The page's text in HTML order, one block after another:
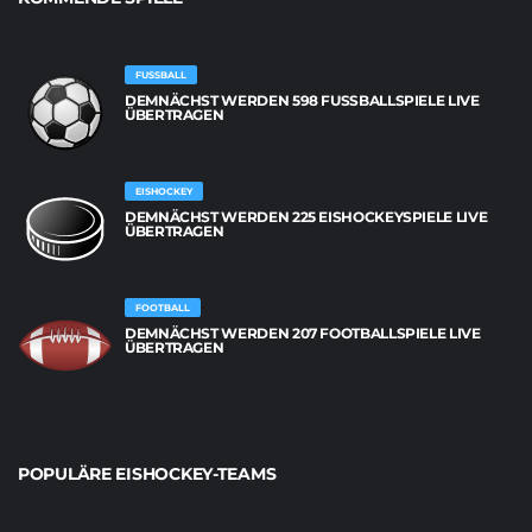
FUSSBALL
DEMNÄCHST WERDEN 598 FUSSBALLSPIELE LIVE Ü
BERTRAGEN
EISHOCKEY
DEMNÄCHST WERDEN 225 EISHOCKEYSPIELE LIVE
ÜBERTRAGEN
FOOTBALL
DEMNÄCHST WERDEN 207 FOOTBALLSPIELE LIVE
ÜBERTRAGEN
POPULÄRE EISHOCKEY-TEAMS